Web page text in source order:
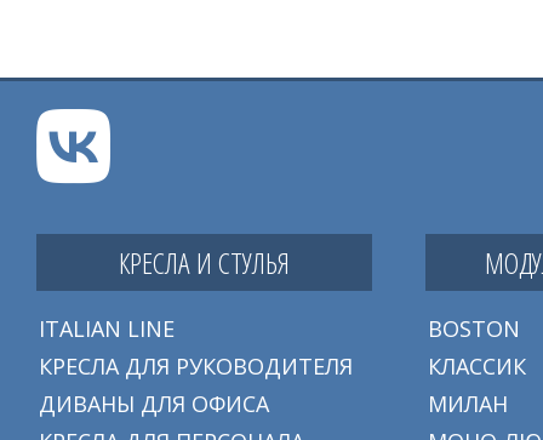
КРЕСЛА И СТУЛЬЯ
ITALIAN LINE
КРЕСЛА ДЛЯ РУКОВОДИТЕЛЯ
ДИВАНЫ ДЛЯ ОФИСА
BOSTON
КЛАССИК
МИЛАН